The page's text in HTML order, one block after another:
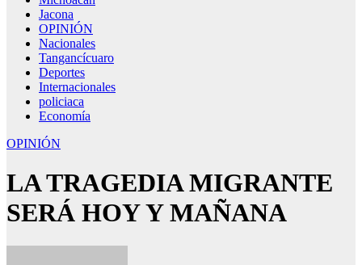
Jacona
OPINIÓN
Nacionales
Tangancícuaro
Deportes
Internacionales
policiaca
Economía
OPINIÓN
LA TRAGEDIA MIGRANTE
SERÁ HOY Y MAÑANA